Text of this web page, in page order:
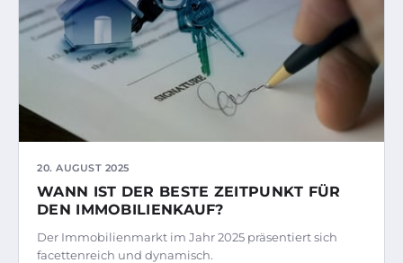
20. AUGUST 2025
WANN IST DER BESTE ZEITPUNKT FÜR
DEN IMMOBILIENKAUF?
Der Immobilienmarkt im Jahr 2025 präsentiert sich
facettenreich und dynamisch.